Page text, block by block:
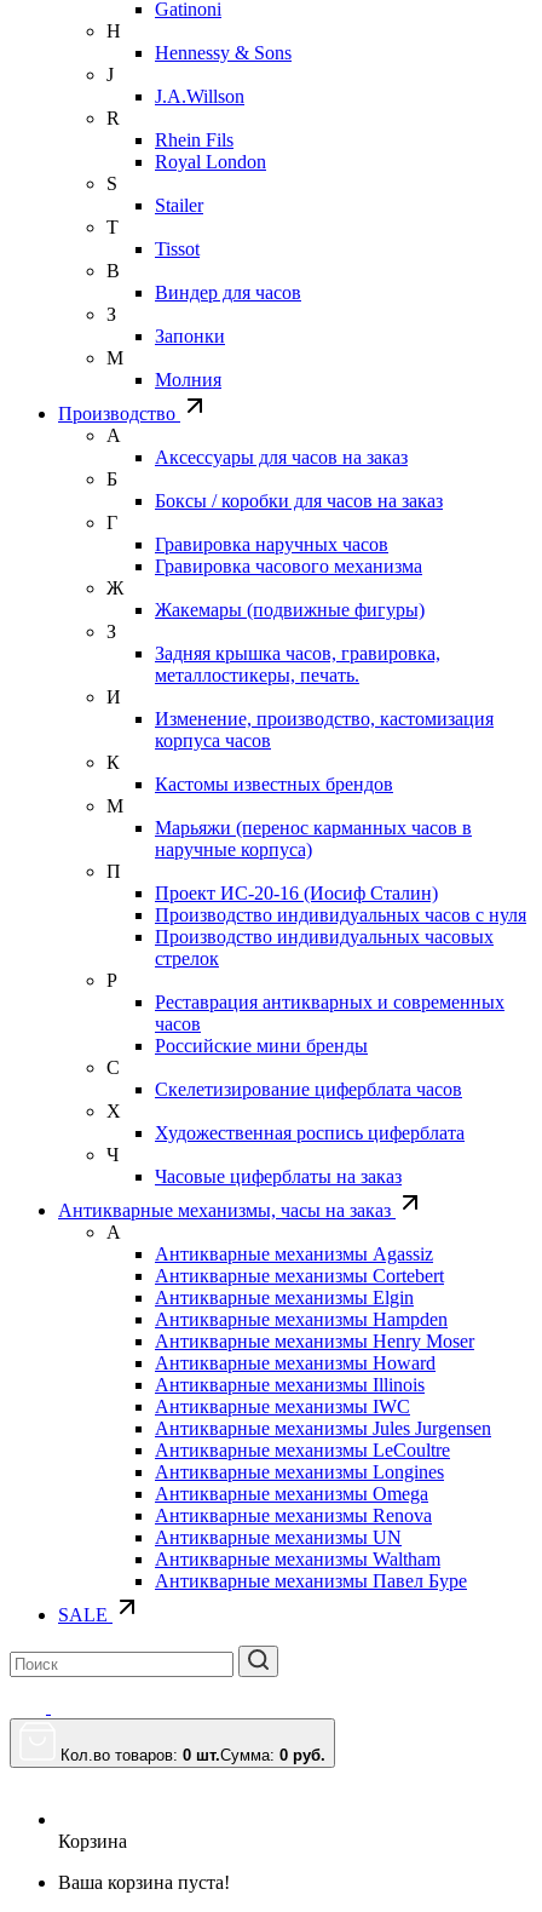
Gatinoni
H
Hennessy & Sons
J
J.A.Willson
R
Rhein Fils
Royal London
S
Stailer
T
Tissot
В
Виндер для часов
З
Запонки
М
Молния
Производство
А
Аксессуары для часов на заказ
Б
Боксы / коробки для часов на заказ
Г
Гравировка наручных часов
Гравировка часового механизма
Ж
Жакемары (подвижные фигуры)
З
Задняя крышка часов, гравировка,
металлостикеры, печать.
И
Изменение, производство, кастомизация
корпуса часов
К
Кастомы известных брендов
М
Марьяжи (перенос карманных часов в
наручные корпуса)
П
Проект ИС-20-16 (Иосиф Сталин)
Производство индивидуальных часов с нуля
Производство индивидуальных часовых
стрелок
Р
Реставрация антикварных и современных
часов
Российские мини бренды
С
Скелетизирование циферблата часов
Х
Художественная роспись циферблата
Ч
Часовые циферблаты на заказ
Антикварные механизмы, часы на заказ
А
Антикварные механизмы Agassiz
Антикварные механизмы Cortebert
Антикварные механизмы Elgin
Антикварные механизмы Hampden
Антикварные механизмы Henry Moser
Антикварные механизмы Howard
Антикварные механизмы Illinois
Антикварные механизмы IWC
Антикварные механизмы Jules Jurgensen
Антикварные механизмы LeCoultre
Антикварные механизмы Longines
Антикварные механизмы Omega
Антикварные механизмы Renova
Антикварные механизмы UN
Антикварные механизмы Waltham
Антикварные механизмы Павел Буре
SALE
Кол.во товаров: 0 шт.Сумма: 0 руб.
Корзина
Ваша корзина пуста!